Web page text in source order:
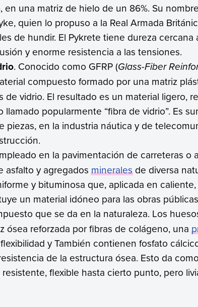
en una matriz de hielo de un 86%. Su
quien lo propuso a la Real Armada
de hundir. El Pykrete tiene dureza cercana
y enorme resistencia a las tensiones.
. Conocido como GFRP (Glass-Fiber
compuesto formado por una matriz
de vidrio. El resultado es un material ligero,
llamado popularmente “fibra de vidrio”. Es
piezas, en la industria náutica y de
en la pavimentación de carreteras o
asfalto y agregadosmineralesde diversa
y bituminosa que, aplicada en
un material idóneo para las obras
que se da en la naturaleza. Los
ósea reforzada por fibras de colágeno, una
y También contienen fosfato
de la estructura ósea. Esto da
flexible hasta cierto punto, pero